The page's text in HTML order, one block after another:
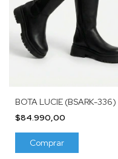
BOTA LUCIE (BSARK-336)
$84.990,00
Comprar